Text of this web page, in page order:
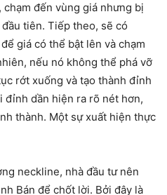
đến vùng giá nhưng bị
tiên. Tiếp theo, sẽ có
giá có thể bật lên và chạm
nếu nó không thể phá vỡ
rớt xuống và tạo thành đỉnh
đỉnh dần hiện ra rõ nét hơn,
thành. Một sự xuất hiện thực
neckline, nhà đầu tư nên
Bán để chốt lời. Bởi đây là